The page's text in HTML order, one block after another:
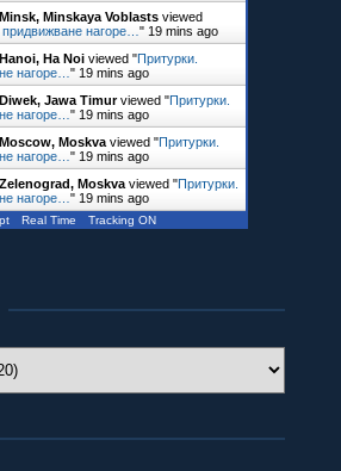
Minsk, Minskaya Voblasts viewed
придвижване нагоре…" 19 mins ago
Hanoi, Ha Noi viewed "Притурки.
нагоре…" 19 mins ago
Diwek, Jawa Timurviewed "Притурки.
нагоре…" 19 mins ago
Moscow, Moskva viewed "Притурки.
нагоре…" 19 mins ago
Zelenograd, Moskva viewed "Притурки.
нагоре…" 20 mins ago
Real Time Tracking ON